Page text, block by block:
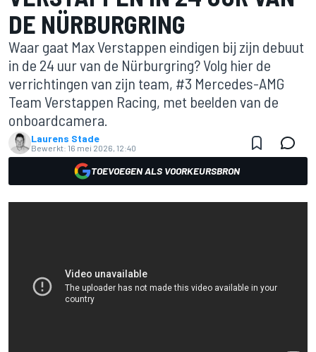
DE NÜRBURGRING
Waar gaat Max Verstappen eindigen bij zijn debuut
in de 24 uur van de Nürburgring? Volg hier de
verrichtingen van zijn team, #3 Mercedes-AMG
Team Verstappen Racing, met beelden van de
onboardcamera.
Laurens Stade
Bewerkt: 16 mei 2026, 12:40
TOEVOEGEN ALS VOORKEURSBRON